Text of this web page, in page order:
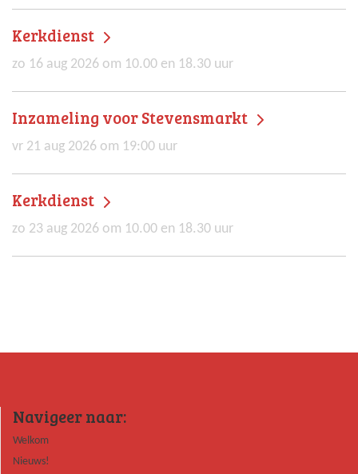
Kerkdienst
zo 16 aug 2026 om 10.00 en 18.30 uur
Inzameling voor Stevensmarkt
vr 21 aug 2026 om 19:00 uur
Kerkdienst
zo 23 aug 2026 om 10.00 en 18.30 uur
Navigeer naar:
Welkom
Nieuws!